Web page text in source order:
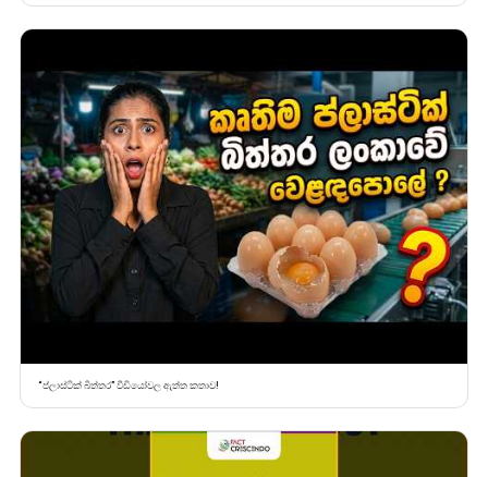
“ප්ලාස්ටික් බිත්තර” වීඩියෝවල ඇත්ත කතාව!